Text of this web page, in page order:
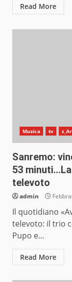
Read More
Musica tv
Sanremo:
53
televoto
admin
Il quotidiano
televoto: il trio
Pupo e...
Read More